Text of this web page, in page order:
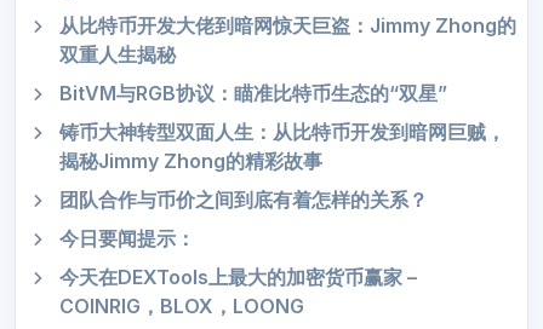
从比特币开发大佬到暗网惊天巨盗：Jimmy Zhong的
双重人生揭秘
BitVM与RGB协议：瞄准比特币生态的“双星”
铸币大神转型双面人生：从比特币开发到暗网巨贼，
揭秘Jimmy Zhong的精彩故事
团队合作与币价之间到底有着怎样的关系？
今日要闻提示：
今天在DEXTools上最大的加密货币赢家 –
COINRIG，BLOX，LOONG